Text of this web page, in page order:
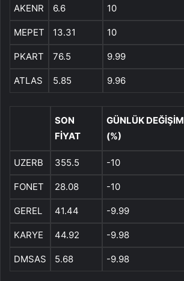
AKENR 6.6 10
MEPET 13.31 10
PKART 76.5 9.99
ATLAS 5.85 9.96
SON
FİYAT
GÜNLÜK DEĞİŞİM
(%)
UZERB 355.5 -10
FONET 28.08 -10
GEREL 41.44 -9.99
KARYE 44.92 -9.98
DMSAS 5.68 -9.98